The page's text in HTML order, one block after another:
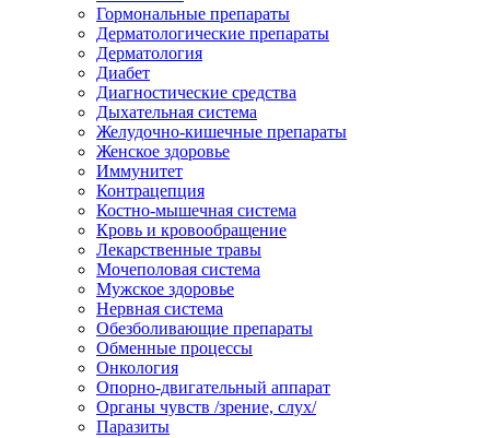
Гормональные препараты
Дерматологические препараты
Дерматология
Диабет
Диагностические средства
Дыхательная система
Желудочно-кишечные препараты
Женское здоровье
Иммунитет
Контрацепция
Костно-мышечная система
Кровь и кровообращение
Лекарственные травы
Мочеполовая система
Мужское здоровье
Нервная система
Обезболивающие препараты
Обменные процессы
Онкология
Опорно-двигательный аппарат
Органы чувств /зрение, слух/
Паразиты